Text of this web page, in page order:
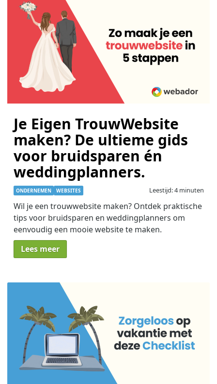
Je Eigen TrouwWebsite
maken? De ultieme gids
voor bruidsparen én
weddingplanners.
ONDERNEMEN WEBSITES Leestijd: 4 minuten
Wil je een trouwwebsite maken? Ontdek praktische
tips voor bruidsparen en weddingplanners om
eenvoudig een mooie website te maken.
Lees meer